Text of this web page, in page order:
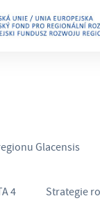
Glacensis
4 Strategie